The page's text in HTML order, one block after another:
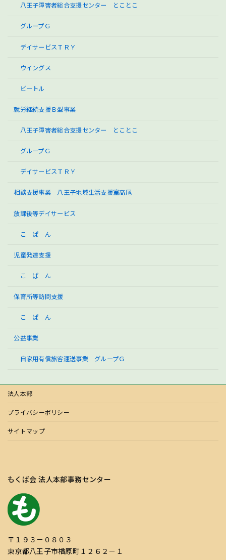
八王子障害者総合支援センター とことこ
グループＧ
デイサービスＴＲＹ
ウイングス
ビートル
就労継続支援Ｂ型事業
八王子障害者総合支援センター とことこ
グループＧ
デイサービスＴＲＹ
相談支援事業 八王子地域生活支援室高尾
放課後等デイサービス
こ ぱ ん
児童発達支援
こ ぱ ん
保育所等訪問支援
こ ぱ ん
公益事業
自家用有償旅客運送事業 グループＧ
法人本部
プライバシーポリシー
サイトマップ
もくば会 法人本部事務センター
〒１９３－０８０３
東京都八王子市楢原町１２６２－１